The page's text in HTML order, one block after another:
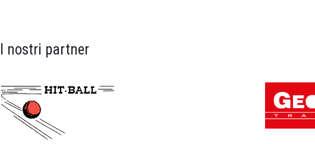
I nostri partner